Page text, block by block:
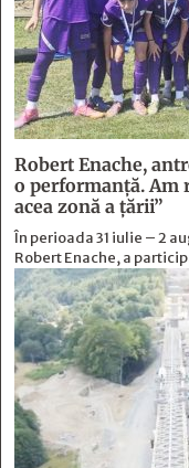
Robert Enache,
o performanţă. Am
acea zonă a ţării”
În perioada 31 iulie – 2
Robert Enache, a